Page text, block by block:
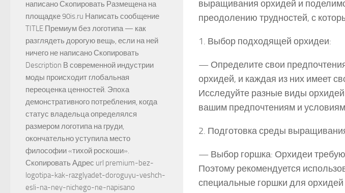
выращивания орхидей и
преодолению трудностей, с
1. Выбор подходящей орхидеи:
— Определите свои
орхидей, и каждая из них имеет
Исследуйте разные виды
вашим предпочтениям и
2. Подготовка среды
— Выбор горшка: Орхидеи
Поэтому рекомендуется
специальные горшки для
написано Скопировать Размещена на
площадке 90is.ru Написать сообщение
TITLE Премиум без логотипа — как
разглядеть дорогую вещь, если на ней
ничего не написано Скопировать
Description В современной индустрии
моды происходит глобальная
переоценка ценностей. Эпоха
демонстративного потребления, когда
статус владельца определялся
размером логотипа на груди,
окончательно уступила место
философии «тихой роскоши».
Скопировать Адрес url premium-bez-
logotipa-kak-razglyadet-doroguyu-veshch-
esli-na-ney-nichego-ne-napisano